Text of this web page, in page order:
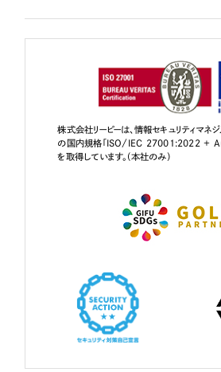
株式会社リーピーは、情報セキュリティマネジ
の国内規格「ISO/IEC 27001:2022 +
を取得しています。（本社のみ）